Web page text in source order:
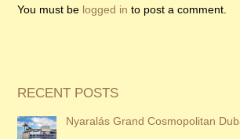
You must be logged in to post a comment.
RECENT POSTS
Nyaralás Grand Cosmopolitan